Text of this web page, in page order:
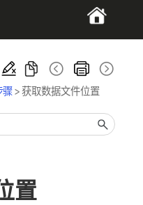
骤> 获取数据文件位置
置